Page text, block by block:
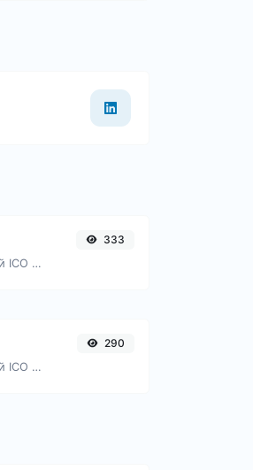
Легко конвертируйте файлы изображений ICO в PNG.
333
Легко конвертируйте файлы изображений ICO в WEBP.
290